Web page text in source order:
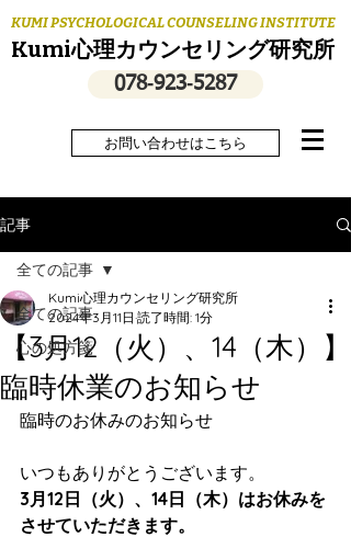
KUMI PSYCHOLOGICAL COUNSELING INSTITUTE
Kumi心理カウンセリング研究所
078‐923‐5287
お問い合わせはこちら
記事
全ての記事
心の処方箋
全ての記事
【3月12（火）、14（木）】
臨時休業のお知らせ
Kumi心理カウンセリング研究所
2024年3月11日 読了時間: 1分
臨時のお休みのお知らせ
いつもありがとうございます。
3月12日（火）、14日（木）はお休みを
させていただきます。